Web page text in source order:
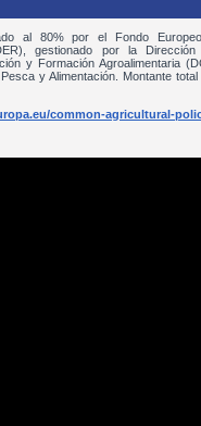
al 80% por el Fondo
gestionado por la
y Formación Agroalimentaria
y Alimentación. Montante
common-agricultural-